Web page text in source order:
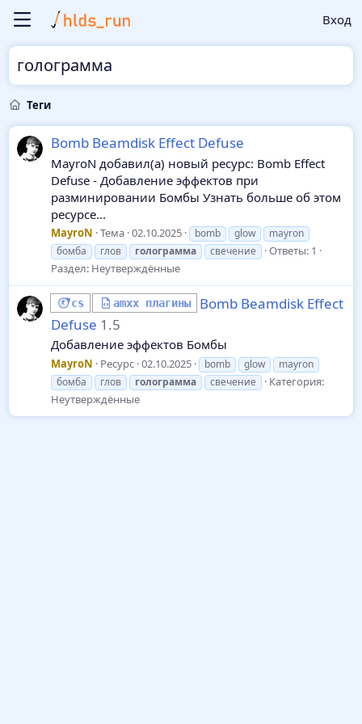
Вход
голограмма
Теги
Bomb Beamdisk Effect Defuse
MayroN добавил(а) новый ресурс: Bomb Effect
Defuse - Добавление эффектов при
разминировании Бомбы Узнать больше об этом
ресурсе...
MayroN Тема 02.10.2025 bomb glow
mayron
бомба
глов голограмма свечение
Ответы: 1
Раздел: Неутверждённые
cs amxx плагины
Bomb Beamdisk Effect
Defuse 1.5
Добавление эффектов Бомбы
MayroN Ресурс 02.10.2025 bomb glow
mayron
бомба
глов голограмма свечение
Категория:
Неутверждённые